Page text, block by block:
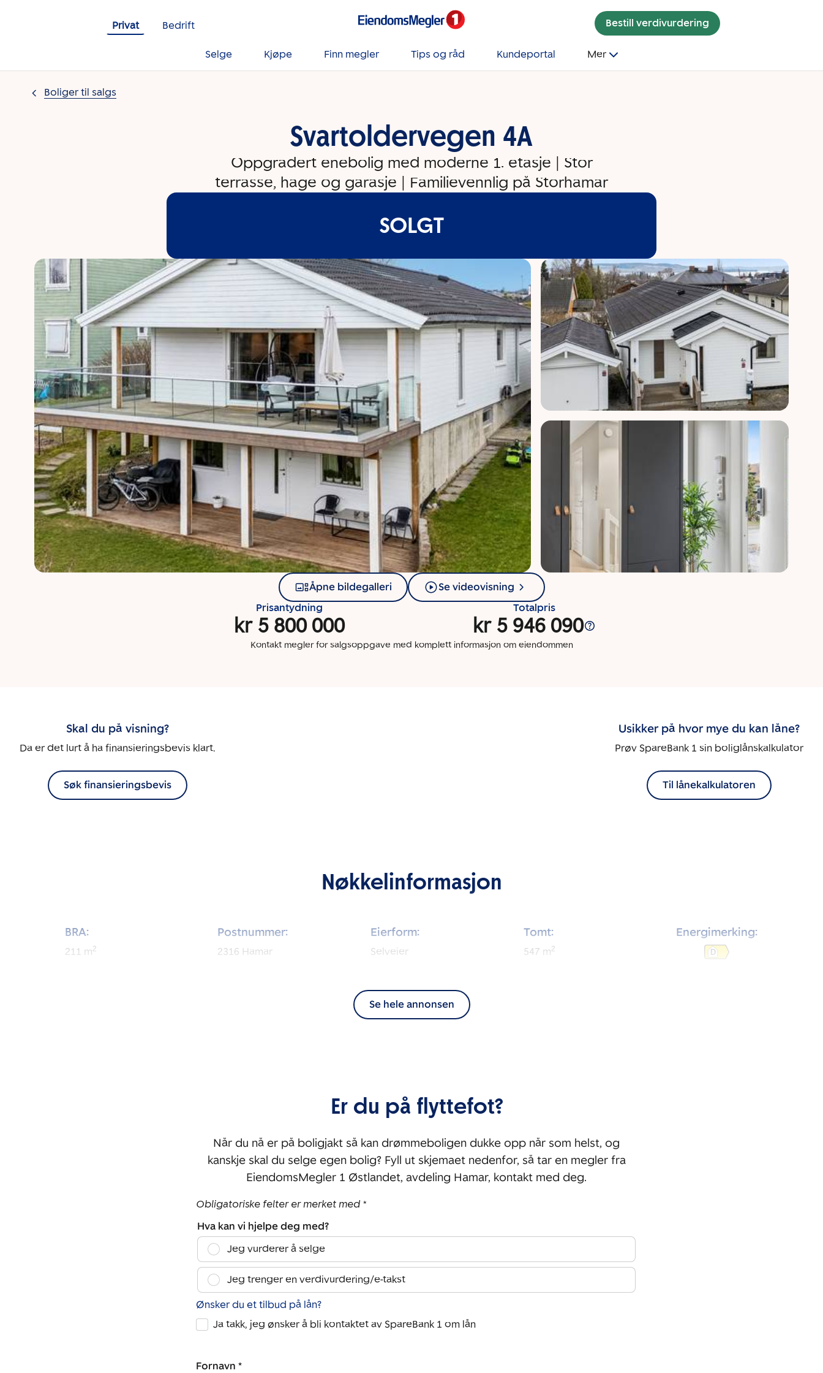
Privat
Bedrift Bestill verdivurdering
Selge Kjøpe Finn megler Tips og råd Kundeportal Mer
Boliger til salgs
Svartoldervegen 4A
Oppgradert enebolig med moderne 1. etasje | Stor
terrasse, hage og garasje | Familievennlig på Storhamar
SOLGT
Åpne bildegalleri
Se videovisning
Prisantydning
kr 5 800 000
Totalpris
kr 5 946 090
Kontakt megler for salgsoppgave med komplett informasjon om eiendommen
Skal du på visning?
Da er det lurt å ha finansieringsbevis klart.
Søk finansieringsbevis
Usikker på hvor mye du kan låne?
Prøv SpareBank 1 sin boliglånskalkulator
Til lånekalkulatoren
Nøkkelinformasjon
BRA:
211 m2
Postnummer:
2316 Hamar
Eierform:
Selveier
Tomt:
547 m2
Energimerking:
D
Rom:
Se hele annonsen
Er du på flyttefot?
Når du nå er på boligjakt så kan drømmeboligen dukke opp når som helst, og
kanskje skal du selge egen bolig? Fyll ut skjemaet nedenfor, så tar en megler fra
EiendomsMegler 1 Østlandet, avdeling Hamar, kontakt med deg.
Obligatoriske felter er merket med *
Hva kan vi hjelpe deg med?
Jeg vurderer å selge
Jeg trenger en verdivurdering/e-takst
Ønsker du et tilbud på lån?
Ja takk, jeg ønsker å bli kontaktet av SpareBank 1 om lån
Fornavn *